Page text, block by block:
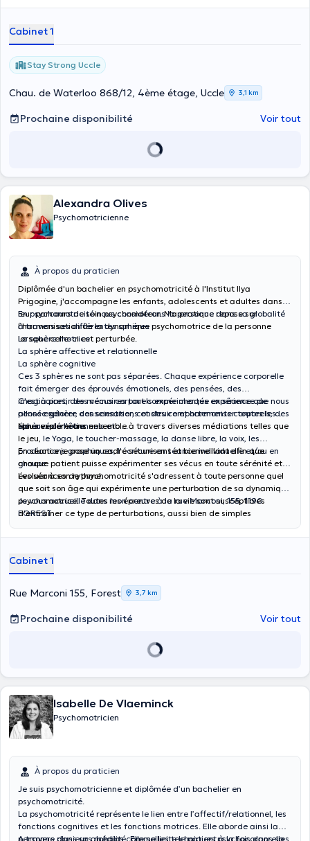
Cabinet 1
Stay Strong Uccle
Chau. de Waterloo 868/12, 4ème étage, Uccle 3,1 km
Prochaine disponibilité Voir tout
Alexandra Olives
Psychomotricienne
À propos du praticien
Diplômée d'un bachelier en psychomotricité à l'Institut Ilya
Prigogine, j'accompagne les enfants, adolescents et adultes dans
leur parcours de soin psychomoteur. Ma pratique repose sur
l'harmonisation de la dynamique psychomotrice de la personne
lorsque celle-ci est perturbée.
En psychomotricité nous considérons la personne dans sa globalité
à travers ses différentes sphéres :
La sphère motrice
La sphère affective et relationnelle
La sphère cognitive
Ces 3 sphères ne sont pas séparées. Chaque expérience corporelle
fait émerger des éprouvés émotionels, des pensées, des
imaginaires, des mémoires tout comme chaque expérience de
pensée génère des sensations et des comportements corporels, des
éprouvés émotionnels etc ...
C'est à partir des vécus corporels expérimentés en séance que nous
allons explorer, conscientiser, construire et harmoniser toutes les
sphères de l'être.
Nous explorerons ensemble à travers diverses médiations telles que
le jeu, le Yoga, le toucher-massage, la danse libre, la voix, les
productions graphiques, l'écriture en séance individuelle et/ou en
groupe.
En séance je pose un cadre sécurisant et bienveillant afin que
chaque patient puisse expérimenter ses vécus en toute sérénité et
évoluer à son rythme.
Les séances de psychomotricité s'adressent à toute personne quel
que soit son âge qui expérimente une perturbation de sa dynamique
psychomotrice. Toutes les épreuves de la vie sont susceptibles
d'entraîner ce type de perturbations, aussi bien de simples
difficultés relationnelles, un deuil, une rupture, une agression, une
psychiatrique (anxiété, dépression etc ...), un traumatisme, un SSPT
etc ...
Je vous accueille dans mon centre à la rue Marconi, 155, 1190
FOREST
Cabinet 1
Rue Marconi 155, Forest 3,7 km
Prochaine disponibilité Voir tout
Isabelle De Vlaeminck
Psychomotricien
À propos du praticien
Je suis psychomotricienne et diplômée d’un bachelier en
psychomotricité.
La psychomotricité représente le lien entre l’affectif/relationnel, les
fonctions cognitives et les fonctions motrices. Elle aborde ainsi la
personne dans sa globalité. Elle sollicite le patient à la fois dans sa
A travers plusieurs médias comme les techniques psychocorporelles,